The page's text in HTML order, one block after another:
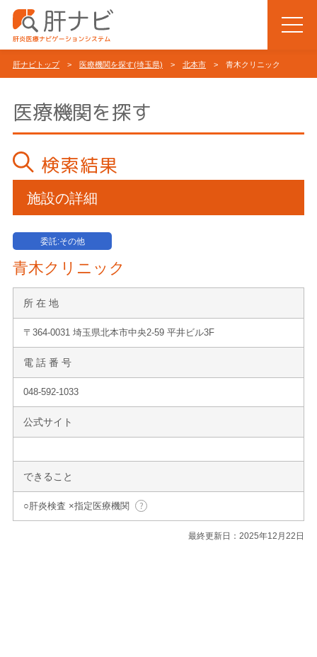
肝ナビトップ> 医療機関を探す(埼玉県) > 北本市 > 青木クリニック
医療機関を探す
検索結果
施設の詳細
委託:その他
青木クリニック
所 在 地
〒364-0031 埼玉県北本市中央2-59 平井ビル3F
電 話 番 号
048-592-1033
公式サイト
できること
○肝炎検査 ×指定医療機関
最終更新日：2025年12月22日